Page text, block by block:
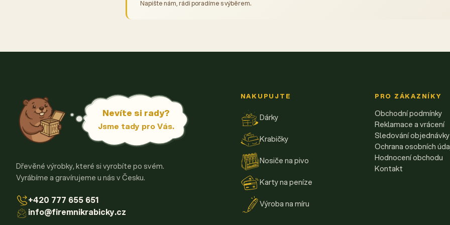
Napište nám, rádi poradíme s výběrem.
Nevíte si rady?
Jsme tady pro Vás.
Dřevěné výrobky, které si vyrobíte po svém.
Vyrábíme a gravírujeme u nás v Česku.
+420 777 655 651
info@firemnikrabicky.cz
NAKUPUJTE
Dárky
Krabičky
Nosiče na pivo
Karty na peníze
Výroba na míru
PRO ZÁKAZNÍKY
Obchodní podmínky
Reklamace a vrácení
Sledování objednávky
Ochrana osobních
Hodnocení obchodu
Kontakt